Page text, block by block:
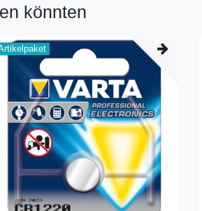
könnten